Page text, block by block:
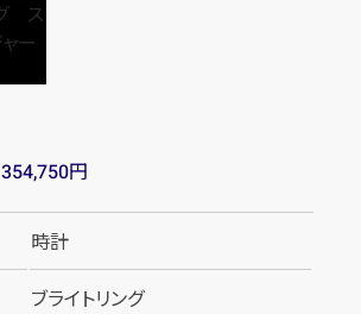
354,750円
時計
ブライトリング